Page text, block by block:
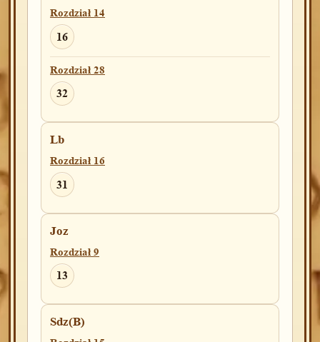
Rozdział 14
16
Rozdział 28
32
Lb
Rozdział 16
31
Joz
Rozdział 9
13
Sdz(B)